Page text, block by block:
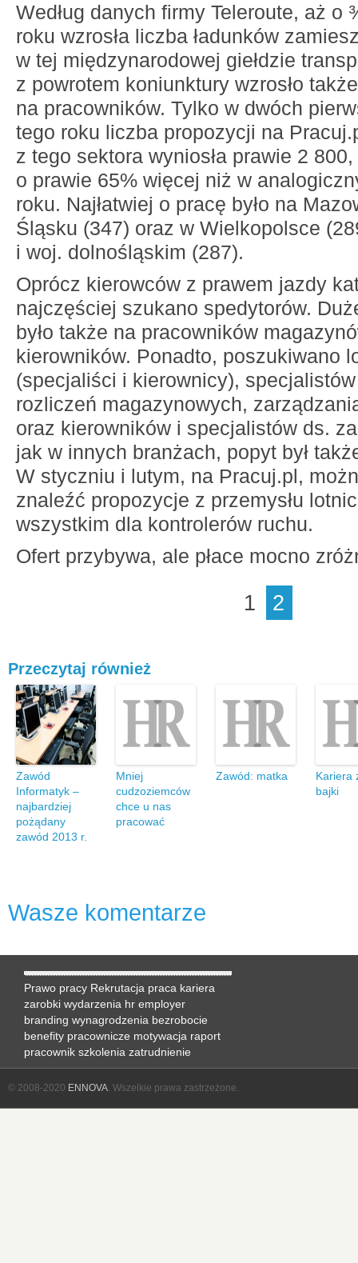
Według danych firmy Teleroute, aż o
roku wzrosła liczba ładunków
w tej międzynarodowej giełdzie
z powrotem koniunktury wzrosło
na pracowników. Tylko w dwóch
tego roku liczba propozycji na
z tego sektora wyniosła prawie 2
o prawie 65% więcej niż w
roku. Najłatwiej o pracę było na
Śląsku (347) oraz w Wielkopolsce
i woj. dolnośląskim (287).
Oprócz kierowców z prawem jazdy
najczęściej szukano spedytorów.
było także na pracowników
kierowników. Ponadto, poszukiwano
(specjaliści i kierownicy),
rozliczeń magazynowych,
oraz kierowników i specjalistów ds.
jak w innych branżach, popyt był
W styczniu i lutym, na Pracuj.pl,
znaleźć propozycje z przemysłu
wszystkim dla kontrolerów ruchu.
Ofert przybywa, ale płace mocno
1 2
Przeczytaj również
Zawód
Informatyk –
najbardziej
pożądany
zawód 2013 r.
Mniej
cudzoziemców
chce u nas
pracować
Zawód: matka
Kariera
bajki
Wasze komentarze
Prawo pracy Rekrutacja praca kariera
zarobki wydarzenia hr employer
branding wynagrodzenia bezrobocie
benefity pracownicze motywacja raport
pracownik szkolenia zatrudnienie
© 2008-2020 ENNOVA. Wszelkie prawa zastrzeżone.